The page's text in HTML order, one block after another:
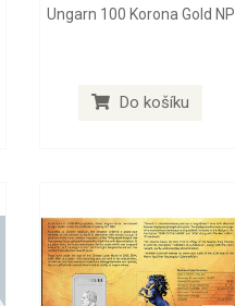
Ungarn 100 Korona Gold NP
Do košíku